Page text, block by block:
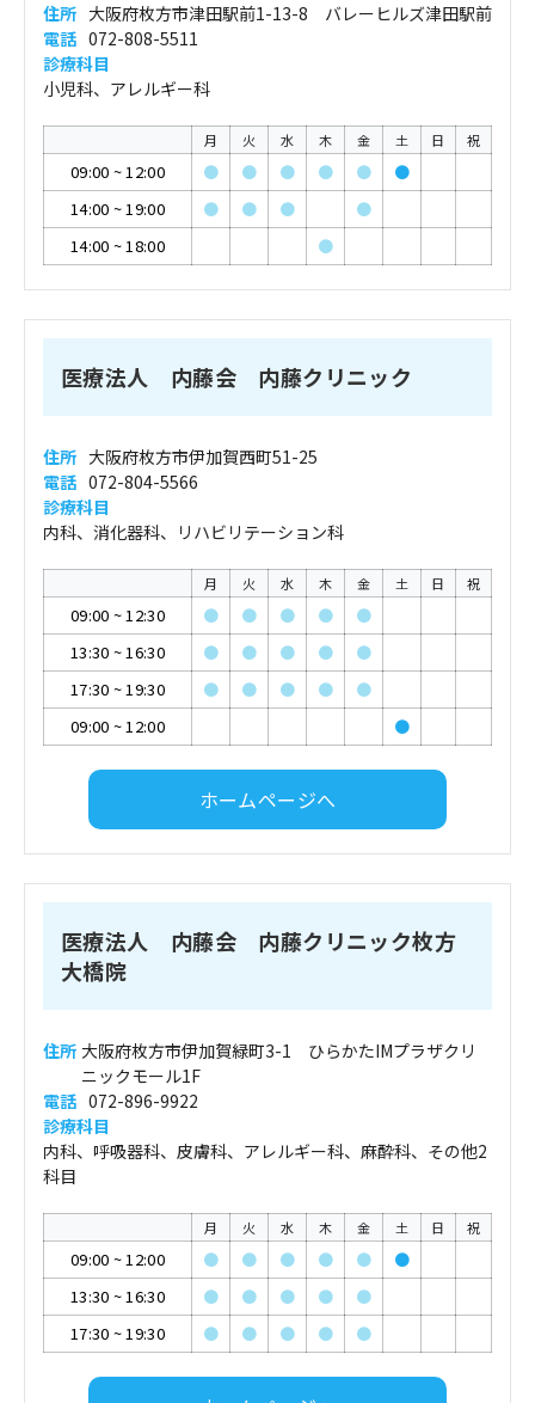
住所 大阪府枚方市津田駅前1-13-8 バレーヒルズ津田駅前
電話 072-808-5511
診療科目
小児科、アレルギー科
月 火 水 木 金 土 日 祝
09:00 ~12:00 ● ● ● ● ●
●
14:00 ~19:00 ● ● ●
●
14:00 ~18:00 ●
医療法人 内藤会 内藤クリニック
住所 大阪府枚方市伊加賀西町51-25
電話 072-804-5566
診療科目
内科、消化器科、リハビリテーション科
月 火 水 木 金 土 日 祝
09:00 ~12:30 ● ● ● ●
●
13:30 ~16:30 ● ● ● ●
●
17:30 ~19:30 ● ● ● ●
●
09:00 ~12:00 ●
ホームページへ
医療法人 内藤会 内藤クリニック枚方
大橋院
住所 大阪府枚方市伊加賀緑町3-1 ひらかたIMプラザクリ
ニックモール1F
電話 072-896-9922
診療科目
内科、呼吸器科、皮膚科、アレルギー科、麻酔科、その他2
科目
月 火 水 木 金 土 日 祝
09:00 ~12:00 ● ● ● ● ●
●
13:30 ~16:30 ● ● ● ●
●
17:30 ~19:30 ● ● ● ● ●